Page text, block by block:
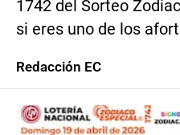
1742 del Sorteo
si eres uno de los
Redacción EC